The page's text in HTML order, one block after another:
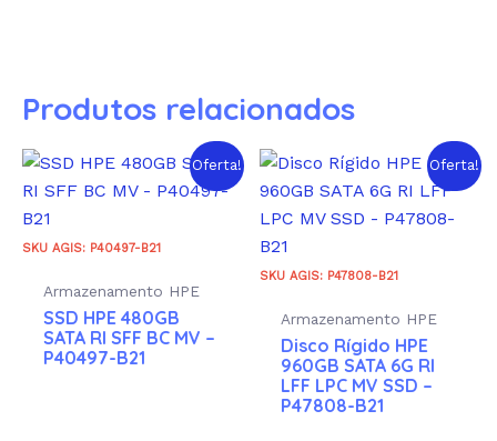
Produtos relacionados
Oferta!
SKU AGIS: P40497-B21
Armazenamento HPE
SSD HPE 480GB
SATA RI SFF BC MV –
P40497-B21
Oferta!
SKU AGIS: P47808-B21
Armazenamento HPE
Disco Rígido HPE
960GB SATA 6G RI
LFF LPC MV SSD –
P47808-B21